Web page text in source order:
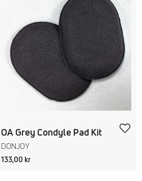
OA Grey Condyle Pad Kit
DONJOY
133,00 kr